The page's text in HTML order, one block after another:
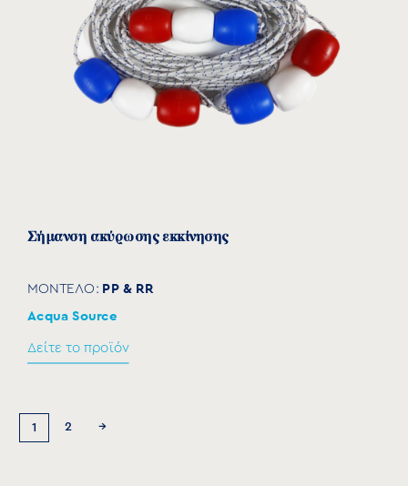
Σήμανση ακύρωσης εκκίνησης
ΜΟΝΤΕΛΟ: PP & RR
Acqua Source
Δείτε το προϊόν
1 2 →